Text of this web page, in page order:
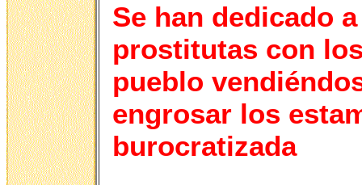
Se han dedicado
prostitutas con
pueblo
engrosar los
burocratizada